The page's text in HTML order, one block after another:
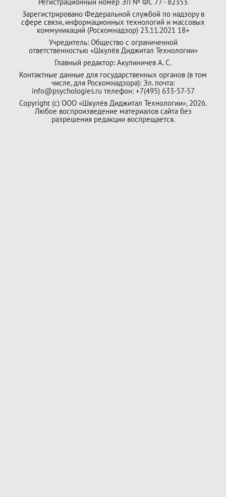
Зарегистрировано Федеральной службой по надзору в
сфере связи, информационных технологий и массовых
коммуникаций (Роскомнадзор) 23.11.2021 18+
Учредитель: Общество с ограниченной
ответственностью «Шкулёв Диджитал Технологии»
Главный редактор: Акулиничев А. С.
Контактные данные для государственных органов (в том
числе, для Роскомнадзора): Эл. почта:
info@psychologies.ru телефон: +7(495) 633-57-57
Copyright (с) ООО «Шкулёв Диджитал Технологии», 2026.
Любое воспроизведение материалов сайта без
разрешения редакции воспрещается.